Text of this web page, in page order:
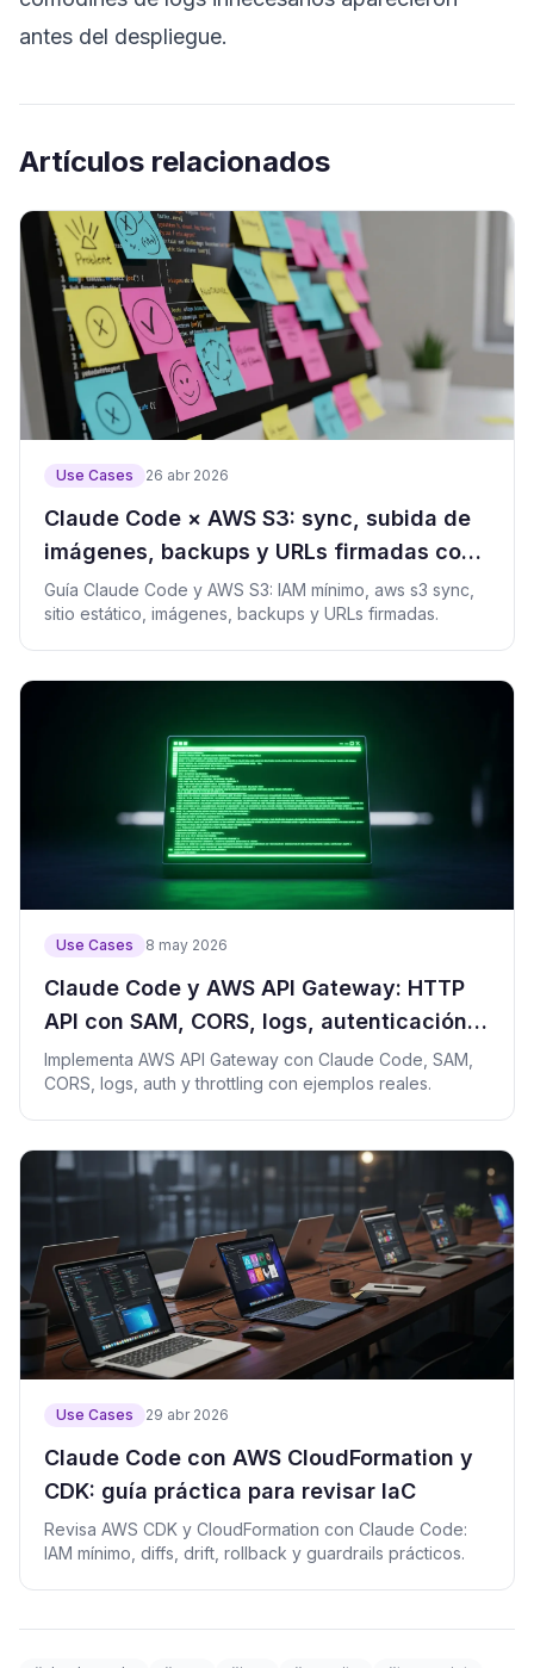
antes del despliegue.
Artículos relacionados
Use Cases 26 abr 2026
Claude Code × AWS S3: sync, subida de
imágenes, backups y URLs firmadas con
mínimo privilegio
Guía Claude Code y AWS S3: IAM mínimo, aws s3 sync,
sitio estático, imágenes, backups y URLs firmadas.
Use Cases 8 may 2026
Claude Code y AWS API Gateway: HTTP
API con SAM, CORS, logs, autenticación y
límites
Implementa AWS API Gateway con Claude Code, SAM,
CORS, logs, auth y throttling con ejemplos reales.
Use Cases 29 abr 2026
Claude Code con AWS CloudFormation y
CDK: guía práctica para revisar IaC
Revisa AWS CDK y CloudFormation con Claude Code:
IAM mínimo, diffs, drift, rollback y guardrails prácticos.